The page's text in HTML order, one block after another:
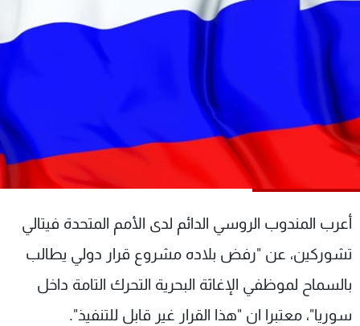
أعرب المندوب الروسي الدائم لدى الأمم المتحدة فيتالي
تشوركين، عن "رفض بلاده مشروع قرار دولي يطالب
بالسماح لموظفي الإغاثة البحرية التحرك التامة داخل
سوريا"، معتبرا ان "هذا القرار غير قابل للتنفيذ".
منوعات رياضة
كأس العالم
البرامج
جدول البرامج
الترددات
الإنـتـاج
وظائف
تواصل معنا
سياسة الخصوصية